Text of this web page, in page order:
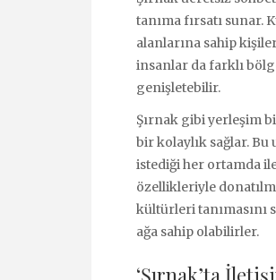
tanıma fırsatı
alanlarına sahip
insanlar da farklı
genişletebilir.
Şırnak gibi yerleşim
bir kolaylık sağlar.
istediği her ortamda
özellikleriyle
kültürleri tanımasını
ağa sahip olabilirler.
‘Şırnak’ta